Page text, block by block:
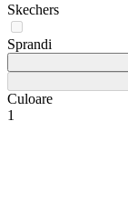
Skechers
Sprandi
Culoare
1